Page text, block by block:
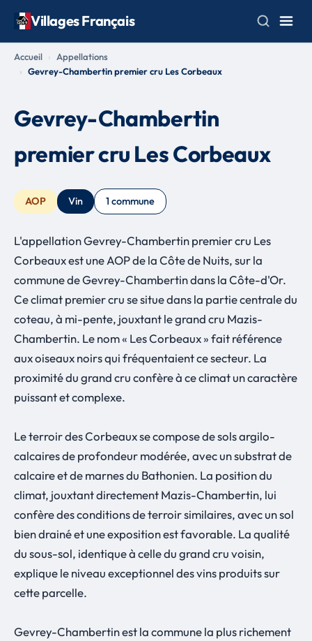
Villages Français
Accueil
Appellations
Gevrey-Chambertin premier cru Les Corbeaux
Gevrey-Chambertin
premier cru Les Corbeaux
AOP Vin 1 commune
L'appellation Gevrey-Chambertin premier cru Les
Corbeaux est une AOP de la Côte de Nuits, sur la
commune de Gevrey-Chambertin dans la Côte-d'Or.
Ce climat premier cru se situe dans la partie centrale du
coteau, à mi-pente, jouxtant le grand cru Mazis-
Chambertin. Le nom « Les Corbeaux » fait référence
aux oiseaux noirs qui fréquentaient ce secteur. La
proximité du grand cru confère à ce climat un caractère
puissant et complexe.
Le terroir des Corbeaux se compose de sols argilo-
calcaires de profondeur modérée, avec un substrat de
calcaire et de marnes du Bathonien. La position du
climat, jouxtant directement Mazis-Chambertin, lui
confère des conditions de terroir similaires, avec un sol
bien drainé et une exposition est favorable. La qualité
du sous-sol, identique à celle du grand cru voisin,
explique le niveau exceptionnel des vins produits sur
cette parcelle.
Gevrey-Chambertin est la commune la plus richement